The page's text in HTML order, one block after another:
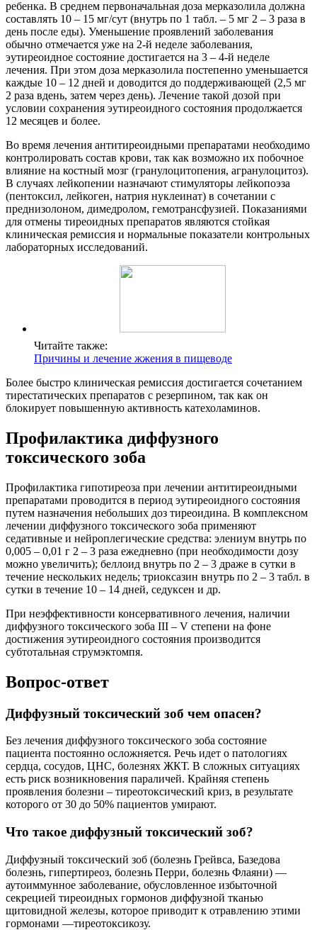
ребенка. В среднем первоначальная доза мерказолила должна
составлять 10 – 15 мг/сут (внутрь по 1 табл. – 5 мг 2 – 3 раза в
день после еды). Уменьшение проявлений заболевания
обычно отмечается уже на 2-й неделе заболевания,
эутиреоидное состояние достигается на 3 – 4-й неделе
лечения. При этом доза мерказолила постепенно уменьшается
каждые 10 – 12 дней и доводится до поддерживающей (2,5 мг
2 раза вдень, затем через день). Лечение такой дозой при
условии сохранения эутиреоидного состояния продолжается
12 месяцев и более.
Во время лечения антитиреоидными препаратами необходимо
контролировать состав крови, так как возможно их побочное
влияние на костный мозг (гранулоцитопения, агранулоцитоз).
В случаях лейкопении назначают стимуляторы лейкопоэза
(пентоксил, лейкоген, натрия нуклеинат) в сочетании с
преднизолоном, димедролом, гемотрансфузией. Показаниями
для отмены тиреоидных препаратов являются стойкая
клиническая ремиссия и нормальные показатели контрольных
лабораторных исследований.
Читайте также:
Причины и лечение жжения в пищеводе
Более быстро клиническая ремиссия достигается сочетанием
тирестатических препаратов с резерпином, так как он
блокирует повышенную активность катехоламинов.
Профилактика диффузного
токсического зоба
Профилактика гипотиреоза при лечении антитиреоидными
препаратами проводится в период эутиреоидного состояния
путем назначения небольших доз тиреоидина. В комплексном
лечении диффузного токсического зоба применяют
седативные и нейроплегические средства: элениум внутрь по
0,005 – 0,01 г 2 – 3 раза ежедневно (при необходимости дозу
можно увеличить); беллоид внутрь по 2 – 3 драже в сутки в
течение нескольких недель; триоксазин внутрь по 2 – 3 табл. в
сутки в течение 10 – 14 дней, седуксен и др.
При неэффективности консервативного лечения, наличии
диффузного токсического зоба III – V степени на фоне
достижения эутиреоидного состояния производится
субтотальная струмэктомпя.
Вопрос-ответ
Диффузный токсический зоб чем опасен?
Без лечения диффузного токсического зоба состояние
пациента постоянно осложняется. Речь идет о патологиях
сердца, сосудов, ЦНС, болезнях ЖКТ. В сложных ситуациях
есть риск возникновения параличей. Крайняя степень
проявления болезни – тиреотоксический криз, в результате
которого от 30 до 50% пациентов умирают.
Что такое диффузный токсический зоб?
Диффузный токсический зоб (болезнь Грейвса, Базедова
болезнь, гипертиреоз, болезнь Перри, болезнь Флаяни) —
аутоиммунное заболевание, обусловленное избыточной
секрецией тиреоидных гормонов диффузной тканью
щитовидной железы, которое приводит к отравлению этими
гормонами —тиреотоксикозу.